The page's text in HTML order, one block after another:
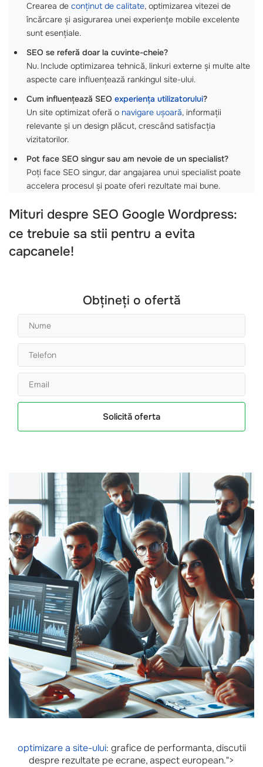
Crearea de conținut de calitate, optimizarea vitezei de
încărcare și asigurarea unei experiențe mobile excelente
sunt esențiale.
SEO se referă doar la cuvinte-cheie?
Nu. Include optimizarea tehnică, linkuri externe și multe alte
aspecte care influențează rankingul site-ului.
Cum influențează SEO experiența utilizatorului?
Un site optimizat oferă o navigare ușoară, informații
relevante și un design plăcut, crescând satisfacția
vizitatorilor.
Pot face SEO singur sau am nevoie de un specialist?
Poți face SEO singur, dar angajarea unui specialist poate
accelera procesul și poate oferi rezultate mai bune.
Mituri despre SEO Google Wordpress:
ce trebuie sa stii pentru a evita
capcanele!
Obțineți o ofertă
Solicită oferta
optimizare a site-ului: grafice de performanta, discutii
despre rezultate pe ecrane, aspect european.">